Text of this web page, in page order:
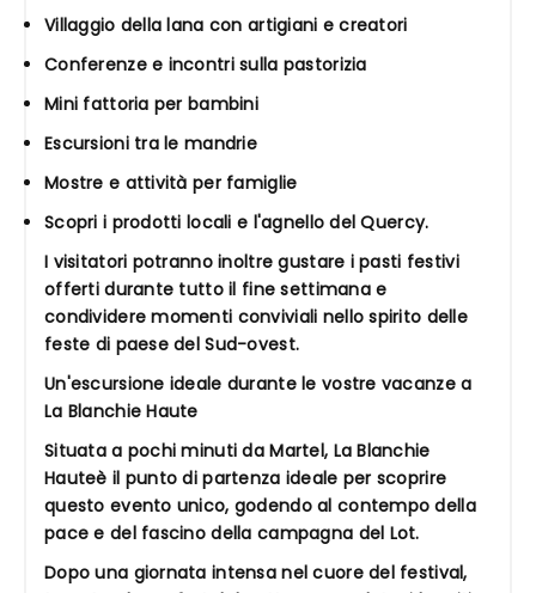
Villaggio della lana con artigiani e creatori
Conferenze e incontri sulla pastorizia
Mini fattoria per bambini
Escursioni tra le mandrie
Mostre e attività per famiglie
Scopri i prodotti locali e l'agnello del Quercy.
I visitatori potranno inoltre gustare i pasti festivi
offerti durante tutto il fine settimana e
condividere momenti conviviali nello spirito delle
feste di paese del Sud-ovest.
Un'escursione ideale durante le vostre vacanze a
La Blanchie Haute
Situata a pochi minuti da Martel, La Blanchie
Hauteè il punto di partenza ideale per scoprire
questo evento unico, godendo al contempo della
pace e del fascino della campagna del Lot.
Dopo una giornata intensa nel cuore del festival,